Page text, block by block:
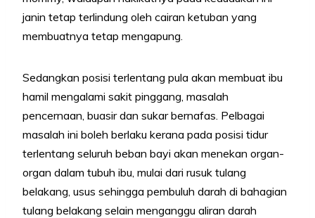
janin tetap terlindung oleh cairan ketuban yang
membuatnya tetap mengapung.
Sedangkan posisi terlentang pula akan membuat ibu
hamil mengalami sakit pinggang, masalah
pencernaan, buasir dan sukar bernafas. Pelbagai
masalah ini boleh berlaku kerana pada posisi tidur
terlentang seluruh beban bayi akan menekan organ-
organ dalam tubuh ibu, mulai dari rusuk tulang
belakang, usus sehingga pembuluh darah di bahagian
tulang belakang selain menganggu aliran darah